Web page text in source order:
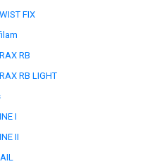
FIX
RB
RB LIGHT
I
II